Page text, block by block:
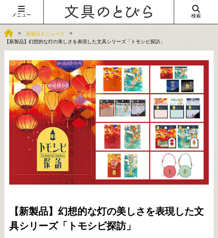
メニュー 検索
新製品＆ニュース
【新製品】幻想的な灯の美しさを表現した文具シリーズ「トモシビ探訪」
【新製品】幻想的な灯の美しさを表現した文
具シリーズ「トモシビ探訪」